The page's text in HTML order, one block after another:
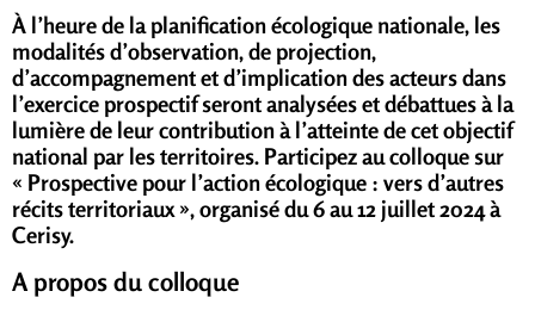
À l’heure de la planification écologique nationale, les
modalités d’observation, de projection,
d’accompagnement et d’implication des acteurs dans
l’exercice prospectif seront analysées et débattues à la
lumière de leur contribution à l’atteinte de cet objectif
national par les territoires. Participez au colloque sur
« Prospective pour l’action écologique : vers d’autres
récits territoriaux », organisé du 6 au 12 juillet 2024 à
Cerisy.
A propos du colloque